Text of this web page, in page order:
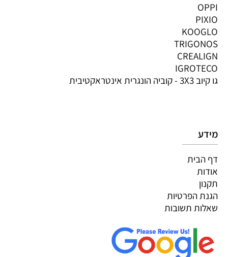
OPPI
PIXIO
KOOGLO
TRIGONOS
CREALIGN
IGROTECO
גו קיוב 3X3 - קוביה הונגרית אינטראקטיבית
מידע
דף הבית
אודות
תקנון
הגנת הפרטיות
שאלות תשובות